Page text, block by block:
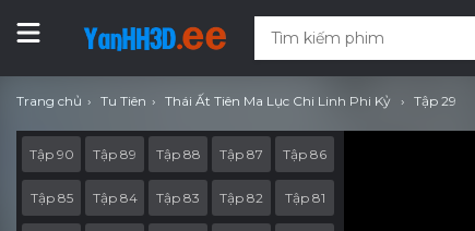
Trang chủ Tu Tiên Thái Ất Tiên Ma Lục Chi Linh Phi Kỷ Tập 29
Tập 90 Tập 89 Tập 88 Tập 87 Tập 86
Tập 85 Tập 84 Tập 83 Tập 82 Tập 81